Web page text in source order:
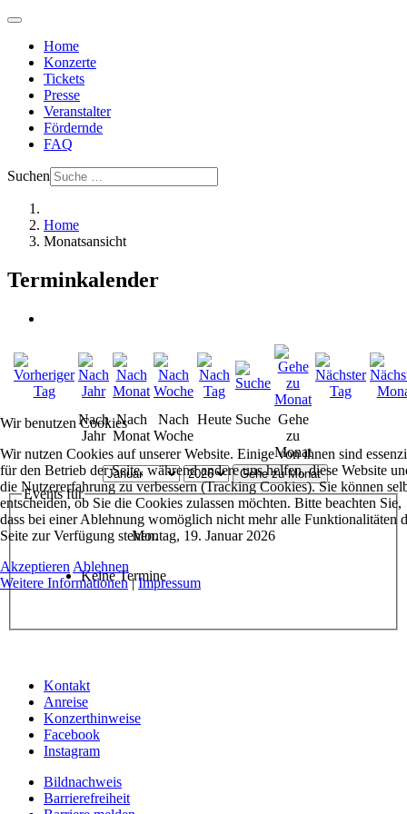
Home
Konzerte
Tickets
Presse
Veranstalter
Fördernde
FAQ
Suchen
Home
Monatsansicht
Terminkalender
Nach
Jahr
Nach
Monat
Nach
Woche
Heute Suche Gehe
zu
Monat
Gehe zu Monat
Events für
Montag, 19. Januar 2026
Keine Termine
Kontakt
Anreise
Konzerthinweise
Facebook
Instagram
Bildnachweis
Barrierefreiheit
Wir benutzen Cookies
Wir nutzen Cookies auf unserer Website. Einige von ihnen sind
für den Betrieb der Seite, während andere uns helfen, diese Website
die Nutzererfahrung zu verbessern (Tracking Cookies). Sie können
entscheiden, ob Sie die Cookies zulassen möchten. Bitte beachten Sie,
dass bei einer Ablehnung womöglich nicht mehr alle Funktionalitäten
Seite zur Verfügung stehen.
Akzeptieren Ablehnen
Weitere Informationen|Impressum